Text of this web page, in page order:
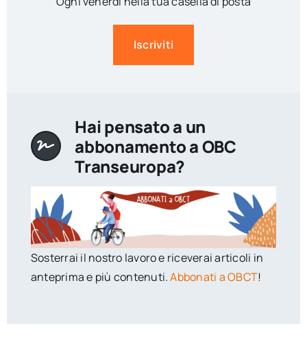
Iscriviti
Hai pensato a un
abbonamento a OBC
Transeuropa?
Sosterrai il nostro lavoro e riceverai articoli in
anteprima e più contenuti.Abbonati a OBCT!